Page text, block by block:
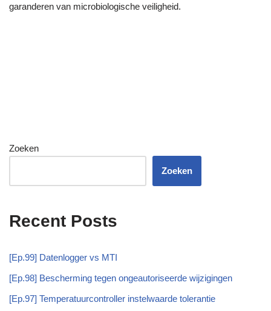
garanderen van microbiologische veiligheid.
Zoeken
Zoeken
Recent Posts
[Ep.99] Datenlogger vs MTI
[Ep.98] Bescherming tegen ongeautoriseerde wijzigingen
[Ep.97] Temperatuurcontroller instelwaarde tolerantie